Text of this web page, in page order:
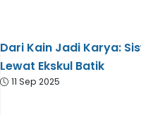
Dari Kain Jadi Karya:
Lewat Ekskul Batik
11 Sep 2025